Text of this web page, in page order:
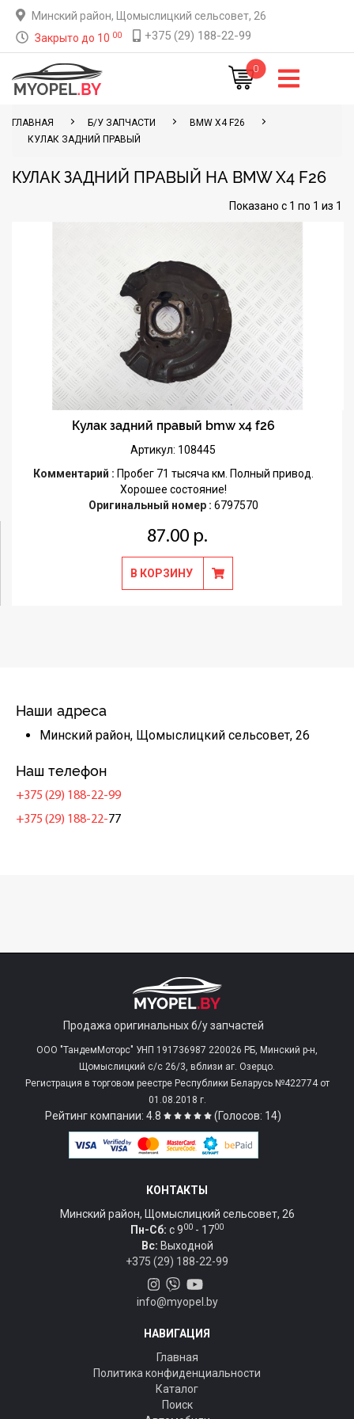
Минский район, Щомыслицкий сельсовет, 26
Закрыто до 10 00 +375 (29) 188-22-99
0
ГЛАВНАЯ Б/У ЗАПЧАСТИ
BMW X4 F26
КУЛАК ЗАДНИЙ ПРАВЫЙ
КУЛАК ЗАДНИЙ ПРАВЫЙ НА BMW X4 F26
Показано с 1 по 1 из 1
Кулак задний правый bmw x4 f26
Артикул: 108445
Комментарий : Пробег 71 тысяча км. Полный привод.
Хорошее состояние!
Оригинальный номер : 6797570
87.00 р.
В КОРЗИНУ
Наши адреса
Минский район, Щомыслицкий сельсовет, 26
Наш телефон
+375 (29) 188-22-99
+375 (29) 188-22-77
Продажа оригинальных б/у запчастей
ООО "ТандемМоторс" УНП 191736987 220026 РБ, Минский р-н,
Щомыслицкий с/c 26/3, вблизи аг. Озерцо.
Регистрация в торговом реестре Республики Беларусь №422774 от
01.08.2018 г.
Рейтинг компании: 4.8 (Голосов: 14)
КОНТАКТЫ
Минский район, Щомыслицкий сельсовет, 26
Пн-Сб: c 900 - 1700
Вс: Выходной
+375 (29) 188-22-99
info@myopel.by
НАВИГАЦИЯ
Главная
Политика конфиденциальности
Каталог
Поиск